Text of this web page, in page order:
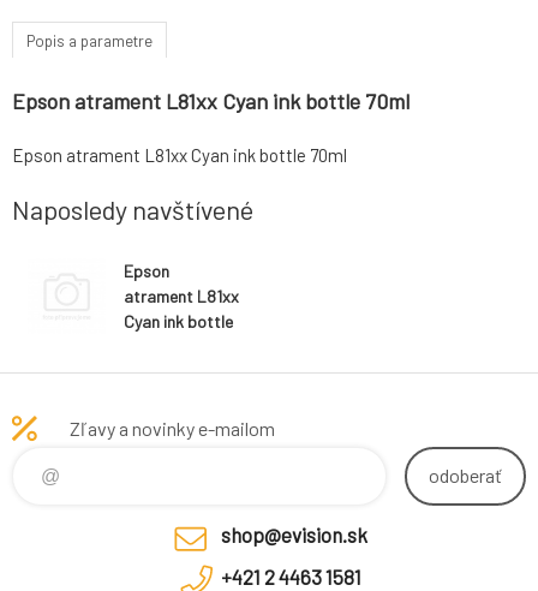
Popis a parametre
Epson atrament L81xx Cyan ink bottle 70ml
Epson atrament L81xx Cyan ink bottle 70ml
Naposledy navštívené
Epson
atrament L81xx
Cyan ink bottle
Zľavy a novinky e-mailom
odoberať
shop@evision.sk
+421 2 4463 1581